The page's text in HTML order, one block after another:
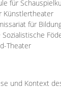
für
Künstlertheater
für
Sozialistische
und Kontext